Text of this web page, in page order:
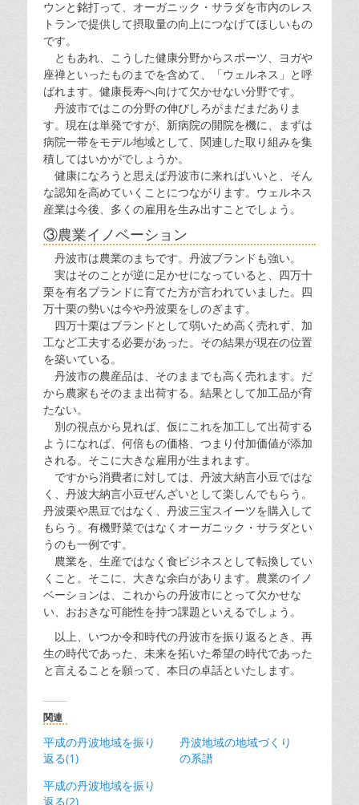
ウンと銘打って、オーガニック・サラダを市内のレス
トランで提供して摂取量の向上につなげてほしいもの
です。
ともあれ、こうした健康分野からスポーツ、ヨガや
座禅といったものまでを含めて、「ウェルネス」と呼
ばれます。健康長寿へ向けて欠かせない分野です。
丹波市ではこの分野の伸びしろがまだまだありま
す。現在は単発ですが、新病院の開院を機に、まずは
病院一帯をモデル地域として、関連した取り組みを集
積してはいかがでしょうか。
健康になろうと思えば丹波市に来ればいいと、そん
な認知を高めていくことにつながります。ウェルネス
産業は今後、多くの雇用を生み出すことでしょう。
③農業イノベーション
丹波市は農業のまちです。丹波ブランドも強い。
実はそのことが逆に足かせになっていると、四万十
栗を有名ブランドに育てた方が言われていました。四
万十栗の勢いは今や丹波栗をしのぎます。
四万十栗はブランドとして弱いため高く売れず、加
工など工夫する必要があった。その結果が現在の位置
を築いている。
丹波市の農産品は、そのままでも高く売れます。だ
から農家もそのまま出荷する。結果として加工品が育
たない。
別の視点から見れば、仮にこれを加工して出荷する
ようになれば、何倍もの価格、つまり付加価値が添加
される。そこに大きな雇用が生まれます。
ですから消費者に対しては、丹波大納言小豆ではな
く、丹波大納言小豆ぜんざいとして楽しんでもらう。
丹波栗や黒豆ではなく、丹波三宝スイーツを購入して
もらう。有機野菜ではなくオーガニック・サラダとい
うのも一例です。
農業を、生産ではなく食ビジネスとして転換してい
くこと。そこに、大きな余白があります。農業のイノ
ベーションは、これからの丹波市にとって欠かせな
い、おおきな可能性を持つ課題といえるでしょう。
以上、いつか令和時代の丹波市を振り返るとき、再
生の時代であった、未来を拓いた希望の時代であった
と言えることを願って、本日の卓話といたします。
関連
平成の丹波地域を振り
返る(1)
丹波地域の地域づくり
の系譜
平成の丹波地域を振り
返る(2)